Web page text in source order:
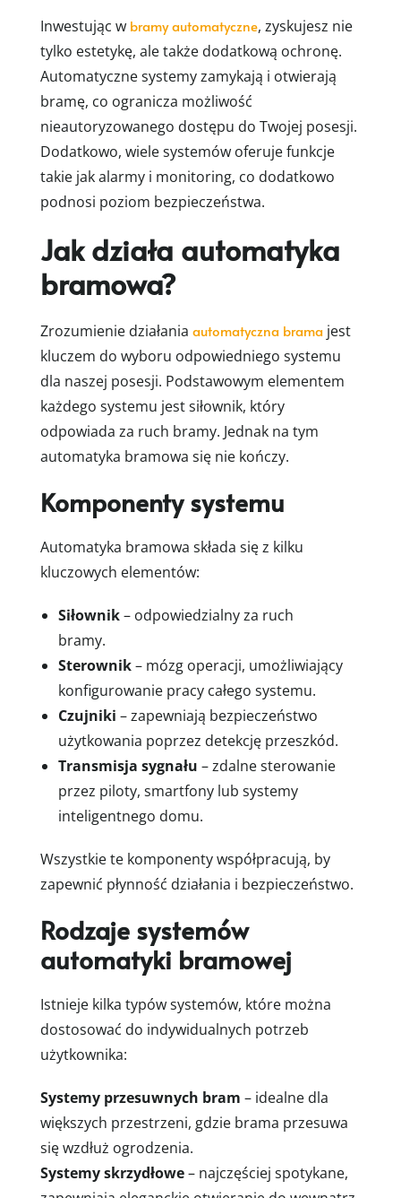
Inwestując w bramy automatyczne, zyskujesz nie
tylko estetykę, ale także dodatkową ochronę.
Automatyczne systemy zamykają i otwierają
bramę, co ogranicza możliwość
nieautoryzowanego dostępu do Twojej posesji.
Dodatkowo, wiele systemów oferuje funkcje
takie jak alarmy i monitoring, co dodatkowo
podnosi poziom bezpieczeństwa.
Jak działa automatyka
bramowa?
Zrozumienie działania automatyczna bramajest
kluczem do wyboru odpowiedniego systemu
dla naszej posesji. Podstawowym elementem
każdego systemu jest siłownik, który
odpowiada za ruch bramy. Jednak na tym
automatyka bramowa się nie kończy.
Komponenty systemu
Automatyka bramowa składa się z kilku
kluczowych elementów:
Siłownik– odpowiedzialny za ruch
bramy.
Sterownik– mózg operacji, umożliwiający
konfigurowanie pracy całego systemu.
Czujniki – zapewniają bezpieczeństwo
użytkowania poprzez detekcję przeszkód.
Transmisja sygnału – zdalne sterowanie
przez piloty, smartfony lub systemy
inteligentnego domu.
Wszystkie te komponenty współpracują, by
zapewnić płynność działania i bezpieczeństwo.
Rodzaje systemów
automatyki bramowej
Istnieje kilka typów systemów, które można
dostosować do indywidualnych potrzeb
użytkownika:
Systemy przesuwnych bram – idealne dla
większych przestrzeni, gdzie brama przesuwa
się wzdłuż ogrodzenia.
Systemy skrzydłowe– najczęściej spotykane,